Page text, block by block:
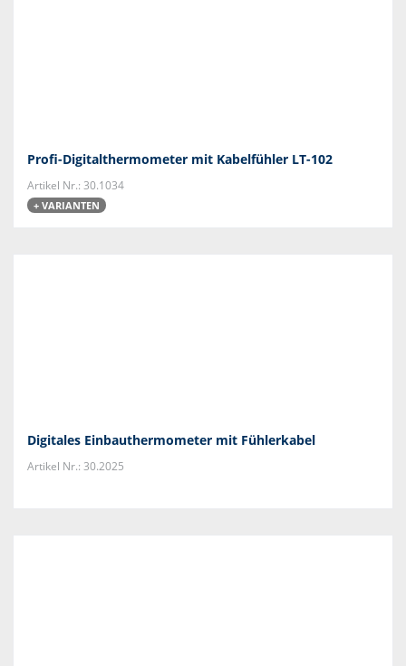
Profi-Digitalthermometer mit Kabelfühler LT-102
Artikel Nr.: 30.1034
+ VARIANTEN
Digitales Einbauthermometer mit Fühlerkabel
Artikel Nr.: 30.2025